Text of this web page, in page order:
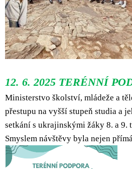
12. 6. 2025 TERÉNNÍ
Ministerstvo školství, mládeže a
přestupu na vyšší stupeň studia a
setkání s ukrajinskými žáky 8. a
Smyslem návštěvy byla nejen